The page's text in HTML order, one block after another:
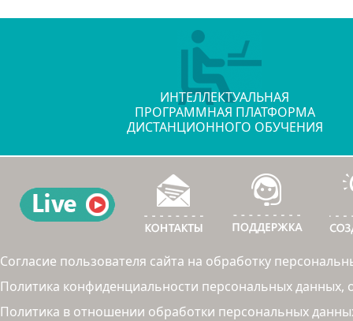
ИНТЕЛЛЕКТУАЛЬНАЯ
ПРОГРАММНАЯ ПЛАТФОРМА
ДИСТАНЦИОННОГО ОБУЧЕНИЯ
Согласие пользователя сайта на обработку
Политика конфиденциальности персональных
Политика в отношении обработки персональных